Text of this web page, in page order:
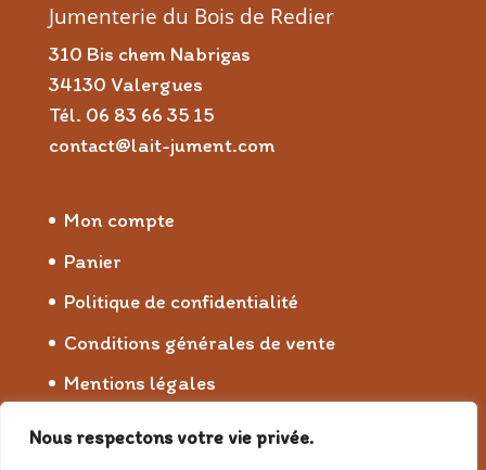
Nous respectons votre vie privée.
Jumenterie du Bois de Redier
310 Bis chem Nabrigas
34130 Valergues
Tél. 06 83 66 35 15
contact@lait-jument.com
Mon compte
Panier
Politique de confidentialité
Conditions générales de vente
Mentions légales